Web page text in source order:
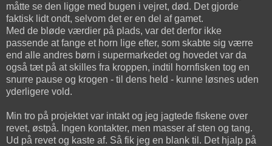
måtte se den ligge med bugen i vejret, død. Det gjorde
faktisk lidt ondt, selvom det er en del af gamet.
Med de bløde værdier på plads, var det derfor ikke
passende at fange et horn lige efter, som skabte sig værre
end alle andres børn i supermarkedet og hovedet var da
også tæt på at skilles fra kroppen, indtil hornfisken tog en
snurre pause og krogen - til dens held - kunne løsnes uden
yderligere vold.
Min tro på projektet var intakt og jeg jagtede fiskene over
revet, østpå. Ingen kontakter, men masser af sten og tang.
Ud på revet og kaste af. Så fik jeg en blank til. Det hjalp på